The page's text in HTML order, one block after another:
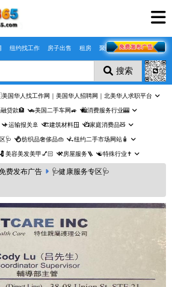
纽约找工作 房子出售 租房 聚合页
搜索
国华人找工作网｜美国华人招聘网｜北美华人求职平台
贷款🏦 🚗美国二手车网🚙 🛍️消费服务行业🎰
✈️运输报关🚢 🏗️建筑材料🪟 📺家庭消费品🧸
🩺 💍纺织品奢侈品👜 🛴纽约二手市场网站🧴
💈美容美发美甲💅🏻 ⚒️房屋服务🪜 ☯️特殊行业✝️
费发布广告
🩺健康服务专区🩺